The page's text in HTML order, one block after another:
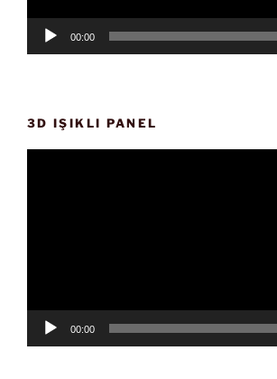
00:00
3D IŞIKLI PANEL
00:00